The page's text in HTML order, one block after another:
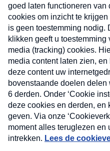
Nieuwsbrief
Neem hier een gratis
nieuwsbrief. Elke vrijdag-